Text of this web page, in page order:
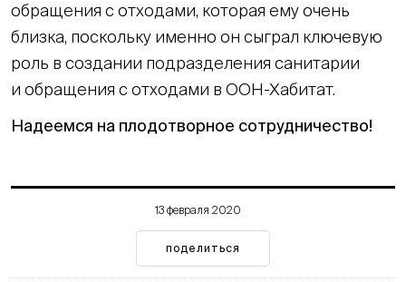
обращения с отходами, которая ему очень
близка, поскольку именно он сыграл ключевую
роль в создании подразделения санитарии
и обращения с отходами в ООН-Хабитат.
Надеемся на плодотворное сотрудничество!
13 февраля 2020
поделиться